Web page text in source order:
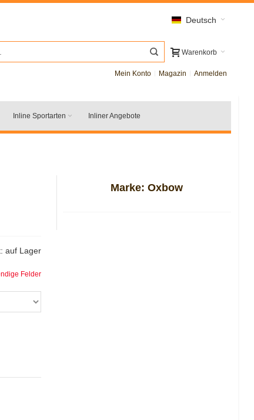
Deutsch
Warenkorb
Mein Konto Magazin Anmelden
Inline Sportarten Inliner Angebote
auf Lager
Felder
Marke:Oxbow